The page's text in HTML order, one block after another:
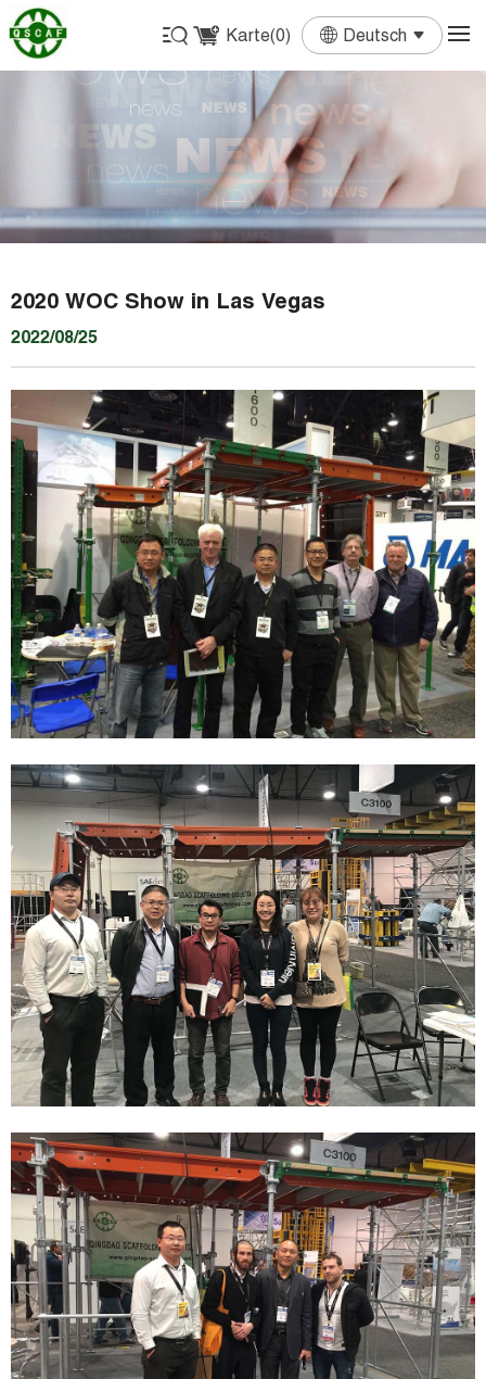
Karte(0) Deutsch
English
Français
Deutsch
Español
Português
2020 WOC Show in Las Vegas
2022/08/25